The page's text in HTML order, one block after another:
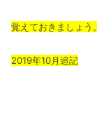
覚えておきましょう。
2019年10月追記